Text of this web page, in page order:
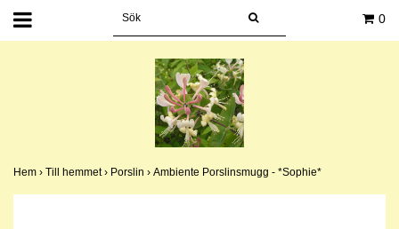
0
Hem › Till hemmet› Porslin › Ambiente Porslinsmugg - *Sophie*